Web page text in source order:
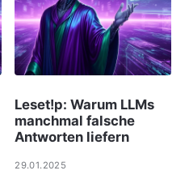
Leset!p: Warum LLMs
manchmal falsche
Antworten liefern
29.01.2025